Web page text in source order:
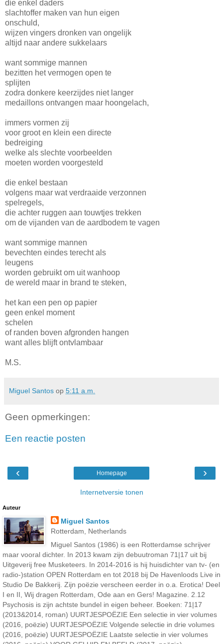
die enkel daders
slachtoffer maken van hun eigen
onschuld,
wijzen vingers dronken van ongelijk
altijd naar andere sukkelaars
want sommige mannen
bezitten het vermogen open te
splijten
zodra donkere keerzijdes niet langer
medaillons ontvangen maar hoongelach,
immers vormen zij
voor groot en klein een directe
bedreiging
welke als slechte voorbeelden
moeten worden voorgesteld
die enkel bestaan
volgens maar wat verdraaide verzonnen
spelregels,
die achter ruggen aan touwtjes trekken
om de vijanden van de aardbodem te vagen
want sommige mannen
bevechten eindes terecht als
leugens
worden gebruikt om uit wanhoop
de wereld maar in brand te steken,
het kan een pen op papier
geen enkel moment
schelen
of randen boven afgronden hangen
want alles blijft ontvlambaar
M.S.
Miguel Santos op 5:11 a.m.
Geen opmerkingen:
Een reactie posten
‹ ›
Homepage
Internetversie tonen
Auteur
Miguel Santos
Rotterdam, Netherlands
Miguel Santos (1986) is een Rotterdamse schrijver
maar vooral dichter. In 2013 kwam zijn debuutroman 71|17 uit bij
Uitgeverij free Musketeers. In 2014-2016 is hij huisdichter van tv- (en
radio-)station OPEN Rotterdam en tot 2018 bij De Havenloods Live in
Studio De Bakkerij. Zijn poëzie verscheen eerder in o.a. Erotica! Deel
I en II, Wij dragen Rotterdam, Ode aan en Gers! Magazine. 2.12
Psychosis is zijn achtste bundel in eigen beheer. Boeken: 71|17
(2013&2014, roman) UURTJESPOËZIE Een selectie in vier volumes
(2016, poëzie) UURTJESPOËZIE Volgende selectie in drie volumes
(2016, poëzie) UURTJESPOËZIE Laatste selectie in vier volumes